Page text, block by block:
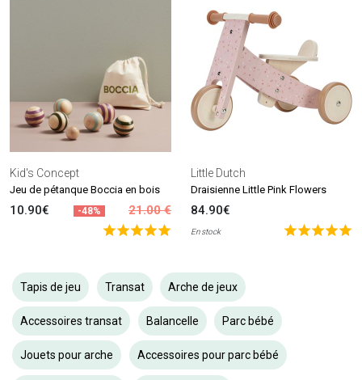
Kid's Concept
Jeu de pétanque Boccia en bois
10.90€ -48% 21.00 €
Little Dutch
Draisienne Little Pink Flowers
84.90€
En stock
Tapis de jeu Transat Arche de jeux
Accessoires transat Balancelle Parc bébé
Jouets pour arche Accessoires pour parc bébé